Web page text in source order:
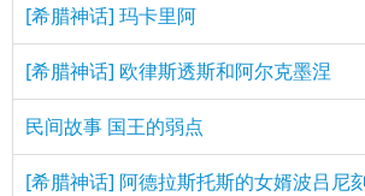
[希腊神话] 玛卡里阿
[希腊神话] 欧律斯透斯和阿尔克墨涅
民间故事 国王的弱点
[希腊神话] 阿德拉斯托斯的女婿波吕尼